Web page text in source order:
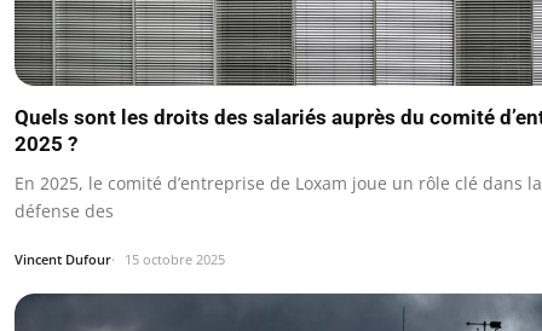
Quels sont les droits des salariés auprès du comité
2025 ?
En 2025, le comité d’entreprise de Loxam joue un rôle clé dans
défense des
Vincent Dufour 15 octobre 2025